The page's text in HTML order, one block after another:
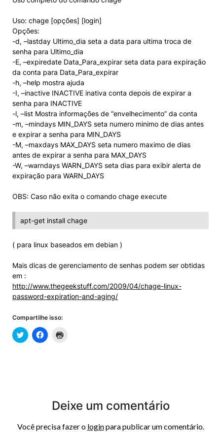
Uso: chage [opções] [login]
Opções:
-d, –lastday Ultimo_dia seta a data para ultima troca de
senha para Ultimo_dia
-E, –expiredate Data_Para_expirar seta data para expiração
da conta para Data_Para_expirar
-h, –help mostra ajuda
-I, –inactive INACTIVE inativa conta depois de expirar a
senha para INACTIVE
-l, –list Mostra informações de “envelhecimento” da conta
-m, –mindays MIN_DAYS seta numero minimo de dias antes
e expirar a senha para MIN_DAYS
-M, –maxdays MAX_DAYS seta numero maximo de dias
antes de expirar a senha para MAX_DAYS
-W, –warndays WARN_DAYS seta dias para exibir alerta de
expiração para WARN_DAYS
OBS: Caso não exita o comando chage execute
apt-get install chage
( para linux baseados em debian )
Mais dicas de gerenciamento de senhas podem ser obtidas
em :
http://www.thegeekstuff.com/2009/04/chage-linux-
password-expiration-and-aging/
Compartilhe isso:
Deixe um comentário
Você precisa fazer o loginpara publicar um comentário.